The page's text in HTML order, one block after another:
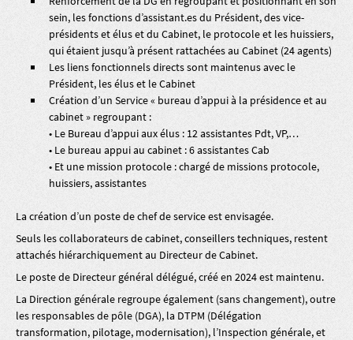
sein, les fonctions d’assistant.es du Président, des vice-
présidents et élus et du Cabinet, le protocole et les huissiers,
qui étaient jusqu’à présent rattachées au Cabinet (24 agents)
Les liens fonctionnels directs sont maintenus avec le
Président, les élus et le Cabinet
Création d’un Service « bureau d’appui à la présidence et au
cabinet » regroupant :
• Le Bureau d’appui aux élus : 12 assistantes Pdt, VP,…
• Le bureau appui au cabinet : 6 assistantes Cab
• Et une mission protocole : chargé de missions protocole,
huissiers, assistantes
La création d’un poste de chef de service est envisagée.
Seuls les collaborateurs de cabinet, conseillers techniques, restent
attachés hiérarchiquement au Directeur de Cabinet.
Le poste de Directeur général délégué, créé en 2024 est maintenu.
La Direction générale regroupe également (sans changement), outre
les responsables de pôle (DGA), la DTPM (Délégation
transformation, pilotage, modernisation), l’Inspection générale, et